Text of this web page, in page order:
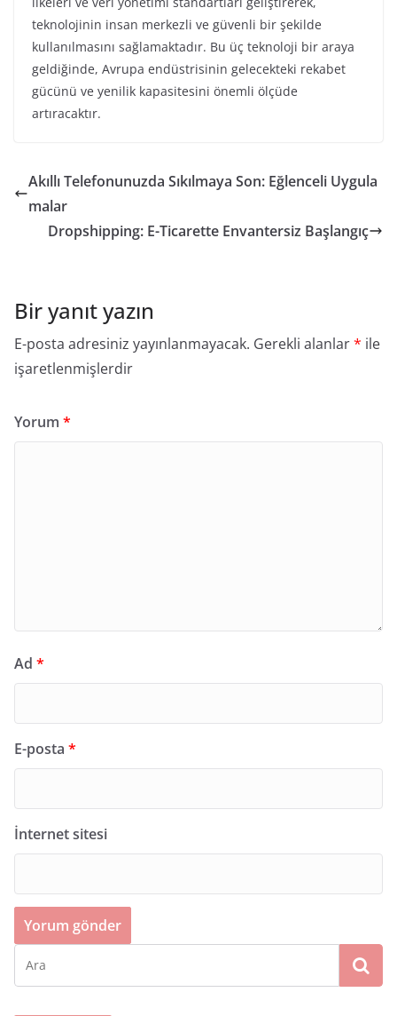
teknolojinin insan merkezli ve güvenli bir şekilde
kullanılmasını sağlamaktadır. Bu üç teknoloji bir araya
geldiğinde, Avrupa endüstrisinin gelecekteki rekabet
gücünü ve yenilik kapasitesini önemli ölçüde
artıracaktır.
Akıllı Telefonunuzda Sıkılmaya Son: Eğlenceli Uygula
malar
Dropshipping: E-Ticarette Envantersiz Başlangıç
Bir yanıt yazın
E-posta adresiniz yayınlanmayacak. Gerekli alanlar* ile
işaretlenmişlerdir
Yorum *
Ad *
E-posta *
İnternet sitesi